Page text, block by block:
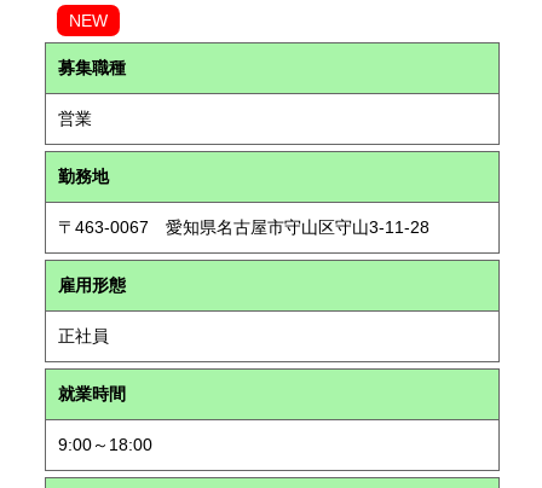
NEW
募集職種
営業
勤務地
〒463-0067 愛知県名古屋市守山区守山3-11-28
雇用形態
正社員
就業時間
9:00～18:00